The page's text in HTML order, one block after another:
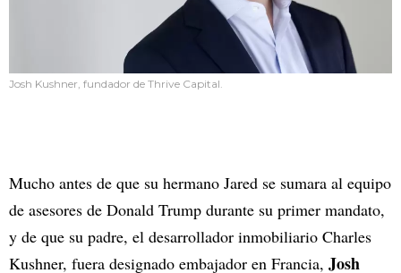
Josh Kushner, fundador de Thrive Capital.
Mucho antes de que su hermano Jared se sumara al equipo
de asesores de Donald Trump durante su primer mandato,
y de que su padre, el desarrollador inmobiliario Charles
Kushner, fuera designado embajador en Francia, Josh